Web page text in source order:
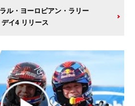
ル・ヨーロピアン・ラリー
デイ4 リリース